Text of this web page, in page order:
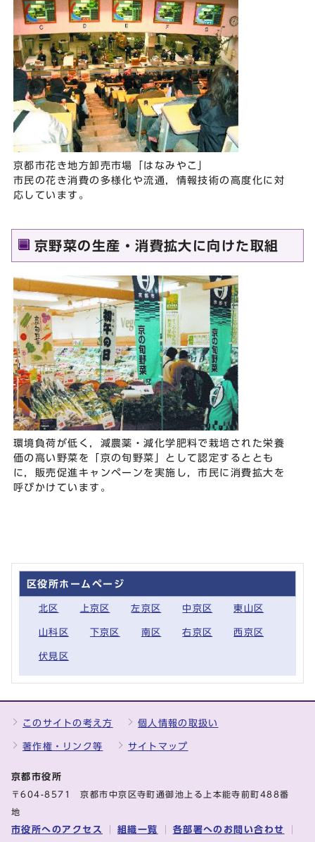
京都市花き地方卸売市場「はなみやこ」
市民の花き消費の多様化や流通，情報技術の高度化に対
応しています。
京野菜の生産・消費拡大に向けた取組
環境負荷が低く，減農薬・減化学肥料で栽培された栄養
価の高い野菜を「京の旬野菜」として認定するととも
に，販売促進キャンペーンを実施し，市民に消費拡大を
呼びかけています。
区役所ホームページ
北区 上京区 左京区 中京区 東山区
山科区 下京区 南区 右京区 西京区
伏見区
このサイトの考え方 個人情報の取扱い
著作権・リンク等 サイトマップ
京都市役所
〒604-8571 京都市中京区寺町通御池上る上本能寺前町488番
地
市役所へのアクセス 組織一覧 各部署へのお問い合わせ